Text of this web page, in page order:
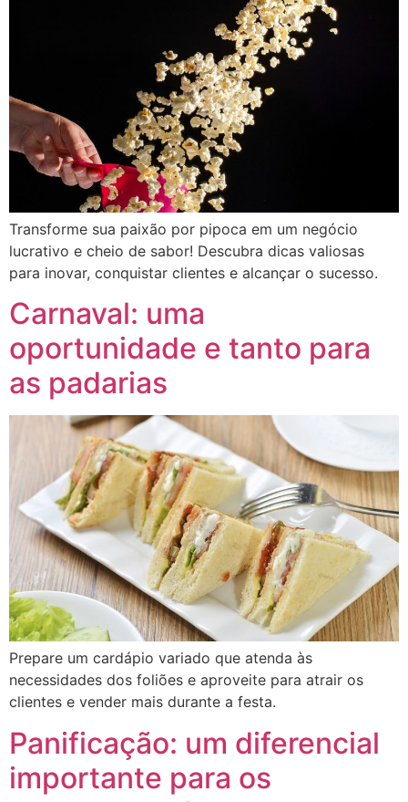
Transforme sua paixão por pipoca em um negócio
lucrativo e cheio de sabor! Descubra dicas valiosas
para inovar, conquistar clientes e alcançar o sucesso.
Carnaval: uma
oportunidade e tanto para
as padarias
Prepare um cardápio variado que atenda às
necessidades dos foliões e aproveite para atrair os
clientes e vender mais durante a festa.
Panificação: um diferencial
importante para os